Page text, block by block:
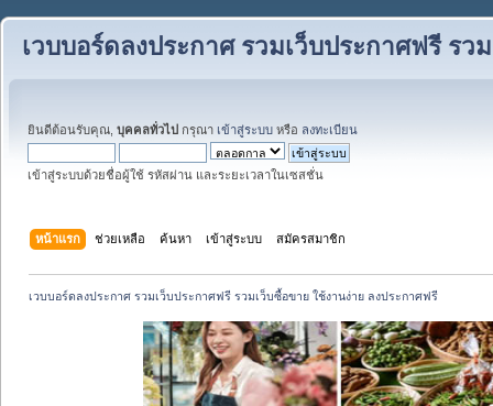
เวบบอร์ดลงประกาศ รวมเว็บประกาศฟรี รว
ยินดีต้อนรับคุณ, บุคคลทั่วไป กรุณา เข้าสู่ระบบ หรือ ลงทะเบียน
เข้าสู่ระบบด้วยชื่อผู้ใช้ รหัสผ่าน และระยะเวลาในเซสชั่น
หน้าแรก ช่วยเหลือ ค้นหา เข้าสู่ระบบ สมัครสมาชิก
เวบบอร์ดลงประกาศ รวมเว็บประกาศฟรี รวมเว็บซื้อขาย ใช้งานง่าย ลงประกาศฟรี